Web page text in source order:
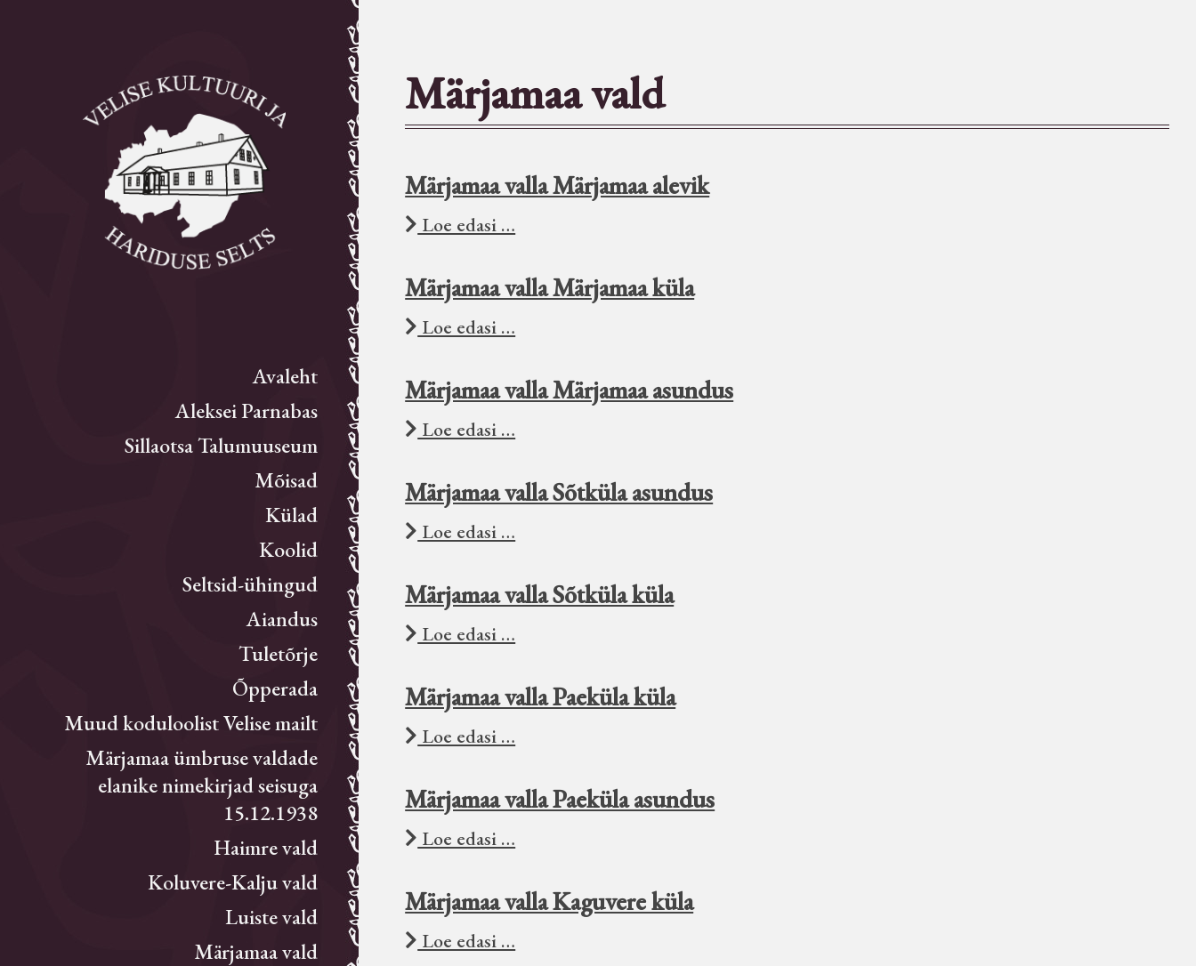
Avaleht
Aleksei Parnabas
Sillaotsa Talumuuseum
Mõisad
Külad
Koolid
Seltsid-ühingud
Aiandus
Tuletõrje
Õpperada
Muud koduloolist Velise mailt
Märjamaa ümbruse valdade
elanike nimekirjad seisuga
15.12.1938
Haimre vald
Koluvere-Kalju vald
Luiste vald
Märjamaa vald
Märjamaa vald
Märjamaa valla Märjamaa alevik
Loe edasi …
Märjamaa valla Märjamaa küla
Loe edasi …
Märjamaa valla Märjamaa asundus
Loe edasi …
Märjamaa valla Sõtküla asundus
Loe edasi …
Märjamaa valla Sõtküla küla
Loe edasi …
Märjamaa valla Paeküla küla
Loe edasi …
Märjamaa valla Paeküla asundus
Loe edasi …
Märjamaa valla Kaguvere küla
Loe edasi …